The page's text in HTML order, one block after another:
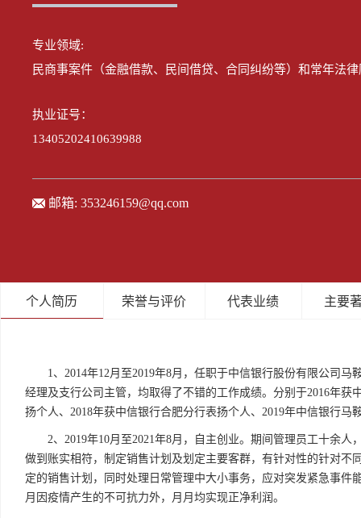
专业领域:
民商事案件（金融借款、民间借贷、合同纠纷等）和常年法
执业证号：
13405202410639988
邮箱: 353246159@qq.com
个人简历 荣誉与评价 代表业绩 主要
1、2014年12月至2019年8月，任职于中信银行股份有限公司
经理及支行公司主管，均取得了不错的工作成绩。分别于2016年
扬个人、2018年获中信银行合肥分行表扬个人、2019年中信银行马
2、2019年10月至2021年8月，自主创业。期间管理员工十余
做到账实相符，制定销售计划及划定主要客群，有针对性的针对
定的销售计划，同时处理日常管理中大小事务，应对突发紧急事件
月因疫情产生的不可抗力外，月月均实现正净利润。